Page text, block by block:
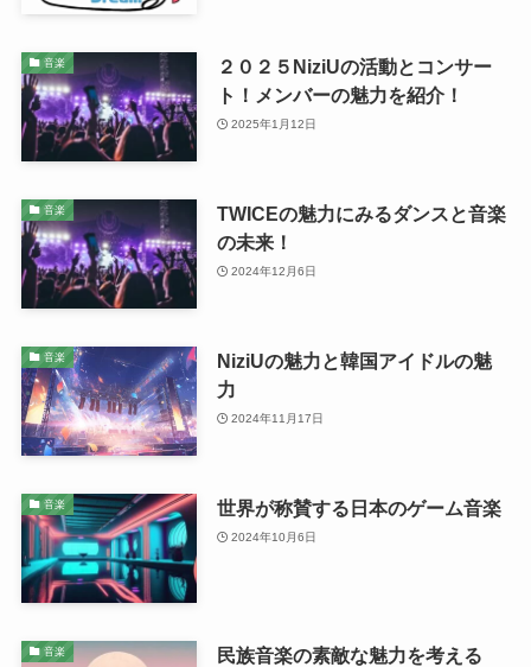
音楽
２０２５NiziUの活動とコンサー
ト！メンバーの魅力を紹介！
2025年1月12日
音楽
TWICEの魅力にみるダンスと音楽
の未来！
2024年12月6日
音楽
NiziUの魅力と韓国アイドルの魅
力
2024年11月17日
音楽 世界が称賛する日本のゲーム音楽
2024年10月6日
音楽 民族音楽の素敵な魅力を考える